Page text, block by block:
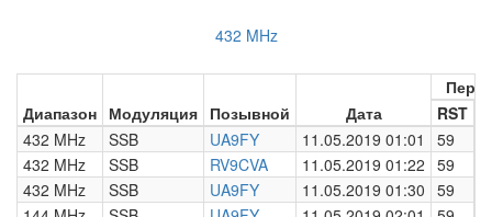
432 MHz
Диапазон Модуляция Позывной Дата
RST
432 MHz
SSB UA9FY 11.05.2019 01:01 59
432 MHz
SSB RV9CVA 11.05.2019 01:22 59
432 MHz
SSB UA9FY 11.05.2019 01:30 59